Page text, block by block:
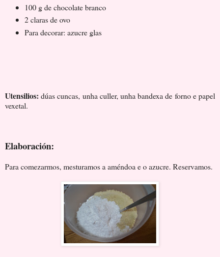
100 g de chocolate branco
2 claras de ovo
Para decorar: azucre glas
Utensilios:dúas cuncas, unha culler, unha bandexa de forno e papel
vexetal.
Elaboración:
Para comezarmos, mesturamos a améndoa e o azucre. Reservamos.